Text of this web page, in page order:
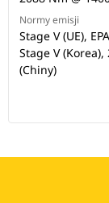
Normy emisji
Stage V (UE),
Stage V (Korea),
(Chiny)